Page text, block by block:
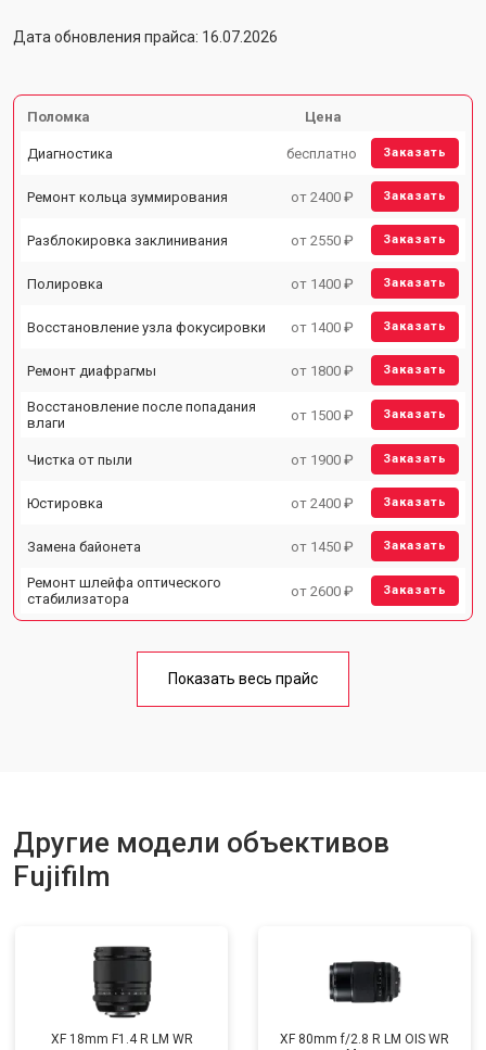
Дата обновления прайса: 16.07.2026
Поломка Цена
Диагностика бесплатно Заказать
Ремонт кольца зуммирования от 2400 ₽ Заказать
Разблокировка заклинивания от 2550 ₽ Заказать
Полировка от 1400 ₽ Заказать
Восстановление узла фокусировки от 1400 ₽ Заказать
Ремонт диафрагмы от 1800 ₽ Заказать
Восстановление после попадания
влаги
от 1500 ₽ Заказать
Чистка от пыли от 1900 ₽ Заказать
Юстировка от 2400 ₽ Заказать
Замена байонета от 1450 ₽ Заказать
Ремонт шлейфа оптического
стабилизатора
от 2600 ₽ Заказать
Показать весь прайс
Другие модели объективов
Fujifilm
XF 18mm F1.4 R LM WR
XF 80mm f/2.8 R LM OIS WR